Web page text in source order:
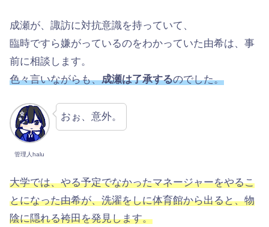
成瀬が、諏訪に対抗意識を持っていて、
臨時ですら嫌がっているのをわかっていた由希は、事
前に相談します。
色々言いながらも、成瀬は了承するのでした。
管理人halu
おぉ、意外。
大学では、やる予定でなかったマネージャーをやるこ
とになった由希が、洗濯をしに体育館から出ると、物
陰に隠れる袴田を発見します。